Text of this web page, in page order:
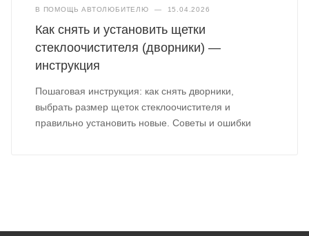
В ПОМОЩЬ АВТОЛЮБИТЕЛЮ — 15.04.2026
Как снять и установить щетки
стеклоочистителя (дворники) —
инструкция
Пошаговая инструкция: как снять дворники,
выбрать размер щеток стеклоочистителя и
правильно установить новые. Советы и ошибки